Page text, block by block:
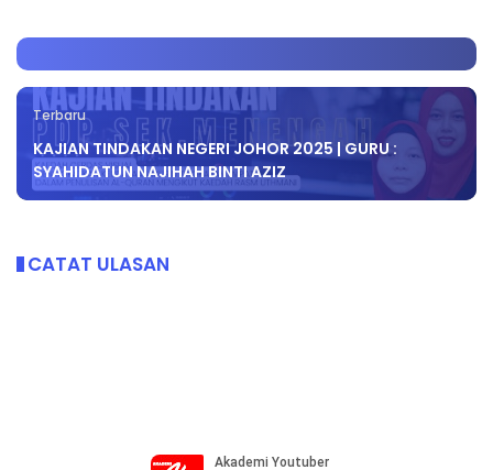
Terbaru
KAJIAN TINDAKAN NEGERI JOHOR 2025 | GURU :
SYAHIDATUN NAJIHAH BINTI AZIZ
CATAT ULASAN